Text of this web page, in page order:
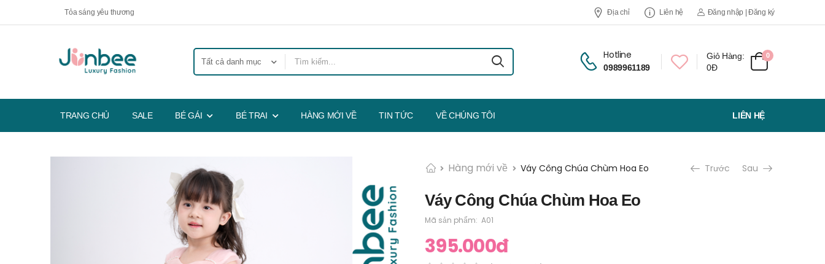
Tỏa sáng yêu thương Địa chỉ Liên hệ Đăng nhập | Đăng ký
Hotline
0989961189
Giỏ Hàng:
0Đ
0
TRANG CHỦ SALE BÉ GÁI BÉ TRAI HÀNG MỚI VỀ TIN TỨC VỀ CHÚNG TÔI LIÊN HỆ
Hàng mới về Váy Công Chúa Chùm Hoa Eo Trước Sau
Váy Công Chúa Chùm Hoa Eo
Mã sản phẩm: A01
395.000đ